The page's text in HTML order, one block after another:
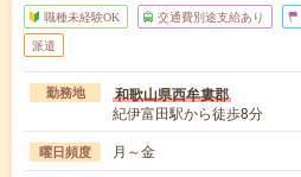
職種未経験OK 交通費別途支給あり
派遣
勤務地 和歌山県西牟婁郡
紀伊富田駅から徒歩8分
曜日頻度 月～金